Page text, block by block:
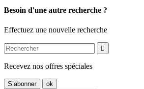
Besoin d'une autre recherche ?
Effectuez une nouvelle recherche

Recevez nos offres spéciales